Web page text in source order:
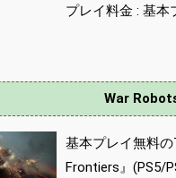
プレイ料金 : 基本
War
基本プレイ無料
Frontiers』(PS5/